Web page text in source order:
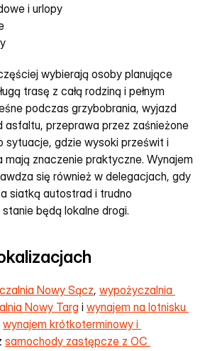
i urlopy
wybierają osoby planujące
trasę z całą rodziną i pełnym
podczas grzybobrania, wyjazd
asfaltu, przeprawa przez zaśnieżone
sytuacje, gdzie wysoki prześwit i
mają znaczenie praktyczne. Wynajem
się również w delegacjach, gdy
siatką autostrad i trudno
będą lokalne drogi.
Nowy Sącz, wypożyczalnia
Nowy Targ i wynajem na lotnisku
wynajem krótkoterminowy i
samochody zastępcze z OC